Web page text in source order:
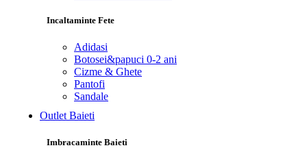
Incaltaminte Fete
Adidasi
Botosei&papuci 0-2 ani
Cizme & Ghete
Pantofi
Sandale
Outlet Baieti
Imbracaminte Baieti